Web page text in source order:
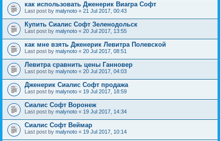
как использовать Дженерик Виагра Софт
Last post by malynoto « 21 Jul 2017, 00:43
Купить Сиалис Софт Зеленодольск
Last post by malynoto « 20 Jul 2017, 13:55
как мне взять Дженерик Левитра Полевской
Last post by malynoto « 20 Jul 2017, 08:51
Левитра сравнить цены Ганновер
Last post by malynoto « 20 Jul 2017, 04:03
Дженерик Сиалис Софт продажа
Last post by malynoto « 19 Jul 2017, 18:59
Сиалис Софт Воронеж
Last post by malynoto « 19 Jul 2017, 14:34
Сиалис Софт Веймар
Last post by malynoto « 19 Jul 2017, 10:14